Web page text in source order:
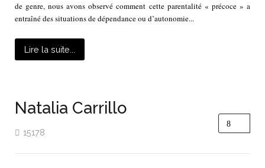
de genre, nous avons observé comment cette parentalité « précoce » a
entraîné des situations de dépendance ou d’autonomie...
Lire la suite...
Natalia Carrillo
15178